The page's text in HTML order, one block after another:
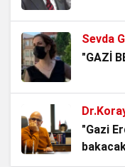
3 ay önce
Bu,
3 ay önce
ALMAN
Sevda
"GAZİ
"Gazi